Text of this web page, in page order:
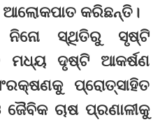
କରିଛନ୍ତି।
ନିନୋ ସ୍ଥିତିରୁ ସୃଷ୍ଟି
ମଧ୍ୟ ଦୃଷ୍ଟି ଆକର୍ଷଣ
ପ୍ରୋତ୍ସାହିତ
ଚାଷ ପ୍ରଣାଳୀକୁ